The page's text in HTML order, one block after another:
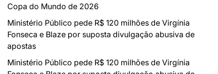
Copa do Mundo de 2026
Ministério Público pede R$ 120 milhões de Virgínia
Fonseca e Blaze por suposta divulgação abusiva de
apostas
Ministério Público pede R$ 120 milhões de Virgínia